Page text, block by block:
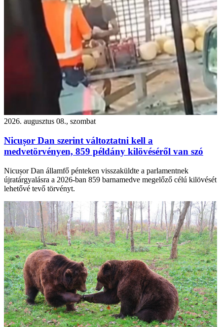
2026. augusztus 08., szombat
Nicușor Dan szerint változtatni kell a
medvetörvényen, 859 példány kilövéséről van szó
Nicușor Dan államfő pénteken visszaküldte a parlamentnek
újratárgyalásra a 2026-ban 859 barnamedve megelőző célú kilövését
lehetővé tevő törvényt.